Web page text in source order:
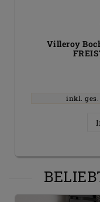
Villeroy
inkl. ges.